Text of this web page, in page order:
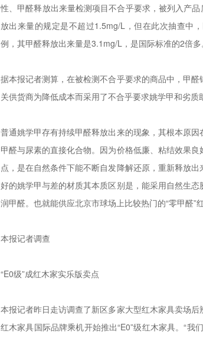
性、甲醛释放出来量检测项目不合乎要求，被列入产
放出来量的规定是不超过1.5mg/L，但在此次抽查中
例，其甲醛释放出来量是3.1mg/L，是国际标准的2倍多
据本报记者测算，在被检测不合乎要求的商品中，甲
关供货商为降低成本而采用了不合乎要求姚学甲和劣质
普通姚学甲存有持续甲醛释放出来的现象，其根本原
甲醛与尿素的直接化合物。因为价格低廉、粘结效果
点，是在自然条件下能不断自发降解还原，重新释放
好的姚学甲与差的材质其本质区别是，能采用自然生
润甲醛。也就能供应北京市球场上比较热门的“零甲醛”
本报记者调查
“E0级”成红木家实乐版卖点
本报记者昨日走访调查了新区多家大型红木家具卖场
红木家具国际品牌乘机开始推出“E0”级红木家具。“